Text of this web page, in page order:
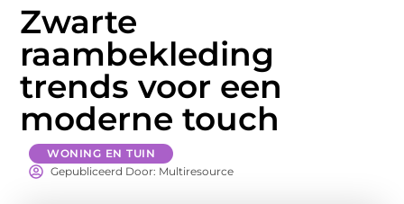
Zwarte
raambekleding
trends voor een
moderne touch
WONING EN TUIN
Gepubliceerd Door: Multiresource